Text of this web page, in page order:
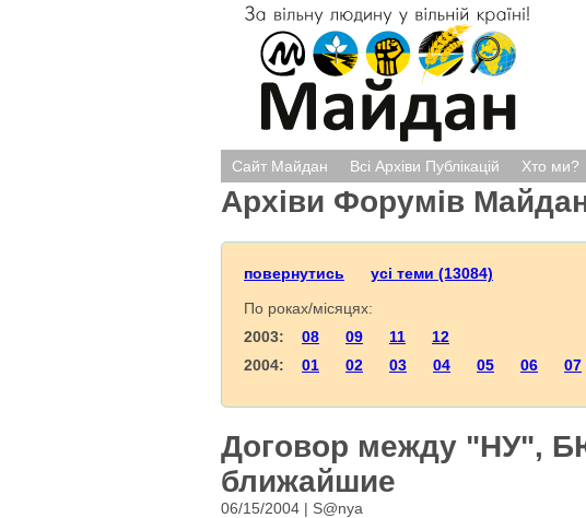
Сайт Майдан Всі Архіви Публікацій Хто ми?
Архіви Форумів
повернутись
усі теми (13084)
По роках/місяцях:
2003: 08 09 11
12
2004: 01 02 03 04 05 06 07
Договор между "НУ",
ближайшие
06/15/2004 | S@nya